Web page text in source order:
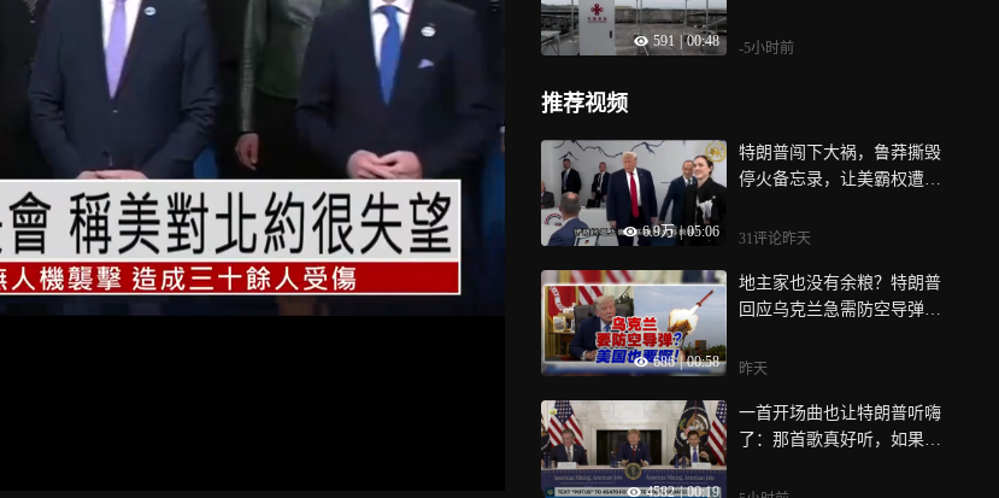
591 00:48 -5小时前
推荐视频
6.9万 | 05:06
特朗普闯下大祸，鲁莽撕毁
停火备忘录，让美霸权遭全
31评论昨天
686 | 00:58
地主家也没有余粮？特朗普
回应乌克兰急需防空导弹：
昨天
4582 | 00:19
一首开场曲也让特朗普听嗨
了：那首歌真好听，如果没
歌，鲁比奥都不想笑